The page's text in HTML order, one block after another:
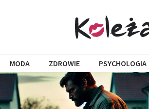
MODA ZDROWIE PSYCHOLOGIA